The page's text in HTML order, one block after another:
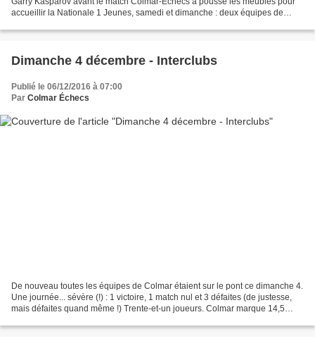
accueillir la Nationale 1 Jeunes, samedi et dimanche : deux équipes de
Dimanche 4 décembre - Interclubs
Publié le 06/12/2016 à 07:00
Par Colmar Échecs
De nouveau toutes les équipes de Colmar étaient sur le pont ce dimanche 4.
Une journée... sévère (!) : 1 victoire, 1 match nul et 3 défaites (de justesse,
mais défaites quand même !) Trente-et-un joueurs. Colmar marque 14,5